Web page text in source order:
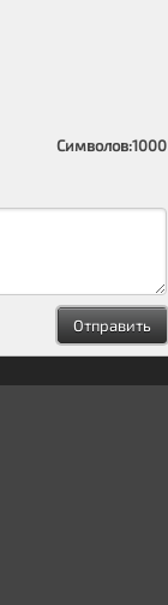
Символов:1000